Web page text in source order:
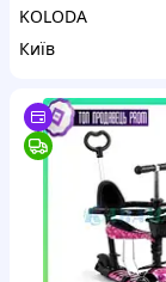
KOLODA
Київ